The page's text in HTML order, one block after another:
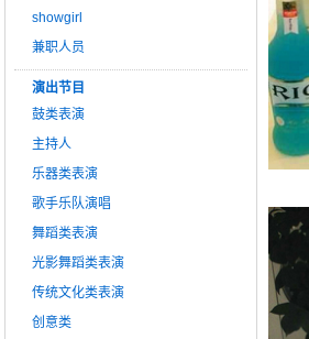
showgirl
兼职人员
演出节目
鼓类表演
主持人
乐器类表演
歌手乐队演唱
舞蹈类表演
光影舞蹈类表演
传统文化类表演
创意类